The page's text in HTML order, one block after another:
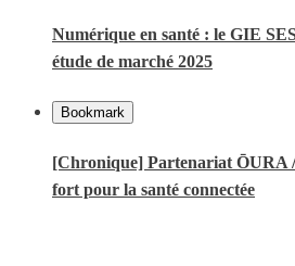
Numérique en santé : le GIE
étude de marché 2025
Bookmark
[Chronique] Partenariat ŌURA
fort pour la santé connectée